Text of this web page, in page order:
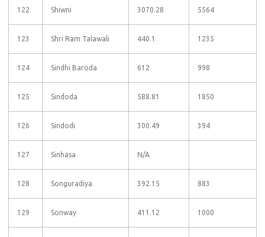
122 Shiwni 3070.28 5564
123 Shri Ram Talawali 440.1 1235
124 Sindhi Baroda 612 998
125 Sindoda 588.81 1850
126 Sindodi 300.49 394
127 Sinhasa N/A
128 Songuradiya 392.15 883
129 Sonway 411.12 1000